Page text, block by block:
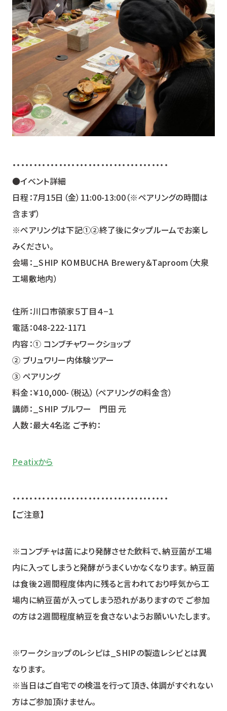
・・・・・・・・・・・・・・・・・・・・・・・・・・・・・・・・・・・・・
●イベント詳細
日程：7月15日（金）11:00-13:00（※ペアリングの時間は
含まず）
※ペアリングは下記①②終了後にタップルームでお楽し
みください。
会場：_SHIP KOMBUCHA Brewery＆Taproom（大泉
工場敷地内）
住所：川口市領家５丁目４−１
電話：048-222-1171
内容：① コンブチャワークショップ
② ブリュワリー内体験ツアー
③ ペアリング
料金：￥10,000-（税込）（ペアリングの料金含）
講師：_SHIP ブルワー 門田 元
人数：最大4名迄 ご予約：
Peatixから
・・・・・・・・・・・・・・・・・・・・・・・・・・・・・・・・・・・・・
【ご注意】
※コンブチャは菌により発酵させた飲料で、納豆菌が工場
内に入ってしまうと発酵がうまくいかなくなります。 納豆菌
は食後２週間程度体内に残ると言われており呼気から工
場内に納豆菌が入ってしまう恐れがありますので ご参加
の方は２週間程度納豆を食さないようお願いいたします。
※ワークショップのレシピは_SHIPの製造レシピとは異
なります。
※当日はご自宅での検温を行って頂き、体調がすぐれない
方はご参加頂けません。